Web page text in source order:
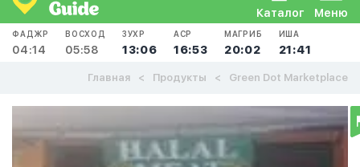
Меню
Каталог
ФАДЖР
04:14
ВОСХОД
05:58
ЗУХР
13:06
АСР
16:53
МАГРИБ
20:02
ИША
21:41
Главная Продукты Green Dot Marketplace